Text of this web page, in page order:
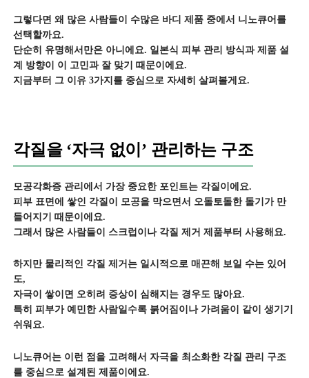
그렇다면 왜 많은 사람들이 수많은 바디 제품 중에서 니노큐어를
선택할까요.
단순히 유명해서만은 아니에요. 일본식 피부 관리 방식과 제품 설
계 방향이 이 고민과 잘 맞기 때문이에요.
지금부터 그 이유 3가지를 중심으로 자세히 살펴볼게요.
각질을 ‘자극 없이’ 관리하는 구조
모공각화증 관리에서 가장 중요한 포인트는 각질이에요.
피부 표면에 쌓인 각질이 모공을 막으면서 오돌토돌한 돌기가 만
들어지기 때문이에요.
그래서 많은 사람들이 스크럽이나 각질 제거 제품부터 사용해요.
하지만 물리적인 각질 제거는 일시적으로 매끈해 보일 수는 있어
도,
자극이 쌓이면 오히려 증상이 심해지는 경우도 많아요.
특히 피부가 예민한 사람일수록 붉어짐이나 가려움이 같이 생기기
쉬워요.
니노큐어는 이런 점을 고려해서 자극을 최소화한 각질 관리 구조
를 중심으로 설계된 제품이에요.